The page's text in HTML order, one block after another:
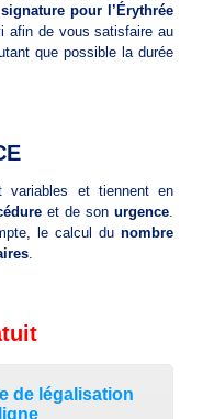
pour l’Érythrée
afin de vous satisfaire au
que possible la durée
variables et tiennent en
et de sonurgence.
le calcul dunombre
.
de légalisation